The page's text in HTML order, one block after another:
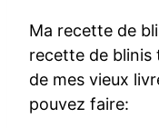
Ma recette de
recette de blinis
de mes vieux
pouvez faire: